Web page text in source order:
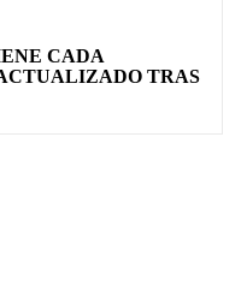
CADA
TRAS